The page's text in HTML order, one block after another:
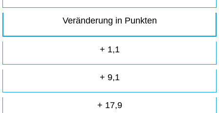
Veränderung in Punkten
+ 1,1
+ 9,1
+ 17,9